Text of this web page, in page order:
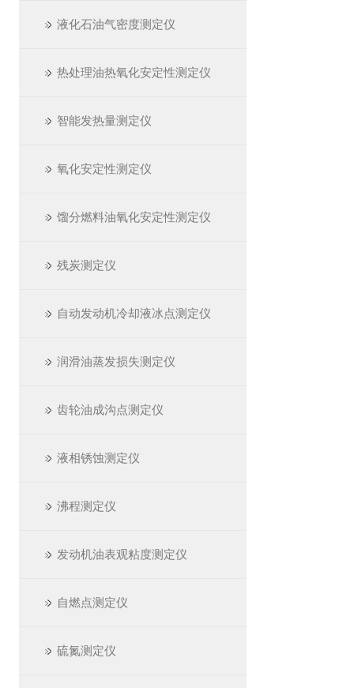
液化石油气密度测定仪
热处理油热氧化安定性测定仪
智能发热量测定仪
氧化安定性测定仪
馏分燃料油氧化安定性测定仪
残炭测定仪
自动发动机冷却液冰点测定仪
润滑油蒸发损失测定仪
齿轮油成沟点测定仪
液相锈蚀测定仪
沸程测定仪
发动机油表观粘度测定仪
自燃点测定仪
硫氮测定仪